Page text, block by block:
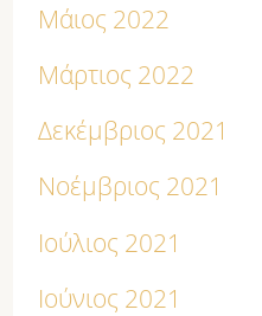
Μάιος 2022
Μάρτιος 2022
Δεκέμβριος 2021
Νοέμβριος 2021
Ιούλιος 2021
Ιούνιος 2021